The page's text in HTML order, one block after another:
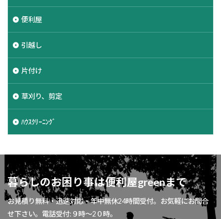
便利屋
引越し
片付け
草刈り、剪定
ﾊｳｽｸﾘｰﾆﾝｸﾞ
暮らしのお困り事は便利屋greenまで
お見積り無料・迅速対応・年中無休24時間受付。お気軽にお問合
せ下さい。電話受付:９時～2０時。